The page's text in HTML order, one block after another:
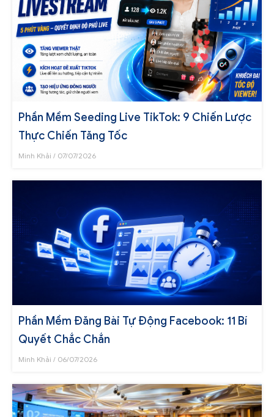
Phần Mềm Seeding Live TikTok: 9 Chiến Lược
Thực Chiến Tăng Tốc
Minh Khải 07/07/2026
Phần Mềm Đăng Bài Tự Động Facebook: 11 Bí
Quyết Chắc Chắn
Minh Khải 06/07/2026